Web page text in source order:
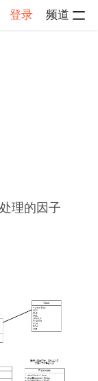
登录 频道
理的因子